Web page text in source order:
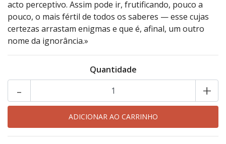
acto perceptivo. Assim pode ir, frutificando, pouco a
pouco, o mais fértil de todos os saberes — esse cujas
certezas arrastam enigmas e que é, afinal, um outro
nome da ignorância.»
Quantidade
+
-